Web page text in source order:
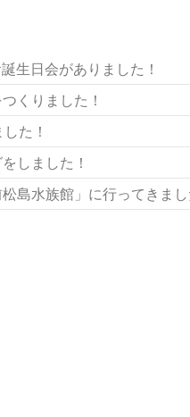
生日会がありました！
くりました！
た！
しました！
島水族館」に行ってきま